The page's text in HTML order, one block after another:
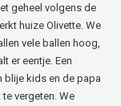
geheel volgens de
huize Olivette. We
vele ballen hoog,
er eentje. Een
blije kids en de papa
vergeten. We